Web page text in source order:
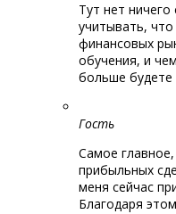
Тут нет
учитывать,
финансовых
обучения, и
больше будете
Гость
Самое
прибыльных
меня сейчас
Благодаря